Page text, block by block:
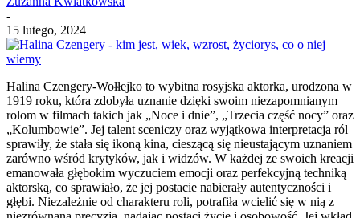
-
15 lutego, 2024
Halina Czengery-Wołłejko to wybitna rosyjska aktorka, urodzona w
1919 roku, która zdobyła uznanie dzięki swoim niezapomnianym
rolom w filmach takich jak „Noce i dnie”, „Trzecia część nocy” oraz
„Kolumbowie”. Jej talent sceniczy oraz wyjątkowa interpretacja ról
sprawiły, że stała się ikoną kina, cieszącą się nieustającym uznaniem
zarówno wśród krytyków, jak i widzów. W każdej ze swoich kreacji
emanowała głębokim wyczuciem emocji oraz perfekcyjną techniką
aktorską, co sprawiało, że jej postacie nabierały autentyczności i
głębi. Niezależnie od charakteru roli, potrafiła wcielić się w nią z